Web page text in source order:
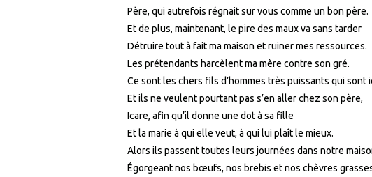
Père, qui autrefois régnait sur vous comme un bon père.
Et de plus, maintenant, le pire des maux va sans tarder
Détruire tout à fait ma maison et ruiner mes ressources.
Les prétendants harcèlent ma mère contre son gré.
Ce sont les chers fils d’hommes très puissants qui sont
Et ils ne veulent pourtant pas s’en aller chez son père,
Icare, afin qu’il donne une dot à sa fille
Et la marie à qui elle veut, à qui lui plaît le mieux.
Alors ils passent toutes leurs journées dans notre
Égorgeant nos bœufs, nos brebis et nos chèvres